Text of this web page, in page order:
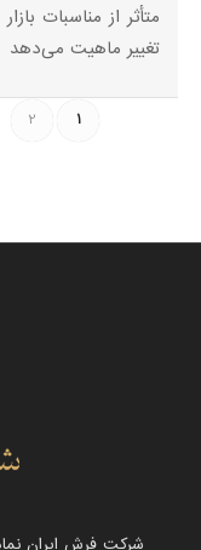
متأثر از مناسبات
تغییر ماهیت می‌دهد
1
2
شرکت فرش ایران